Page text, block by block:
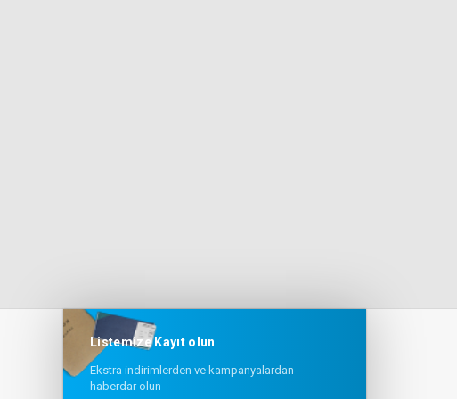
Listemize Kayıt olun
Ekstra indirimlerden ve kampanyalardan
haberdar olun